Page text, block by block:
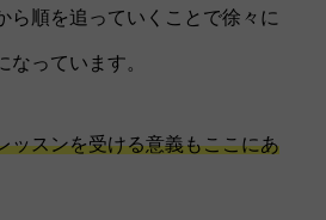
ら順を追っていくことで徐々に
なっています。
ッスンを受ける意義もここにあ